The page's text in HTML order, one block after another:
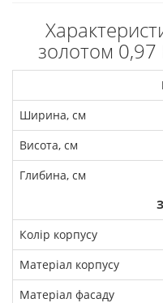
золотом
Ширина, см
Висота, см
Глибина, см
Колір корпусу
Матеріал корпусу
Матеріал фасаду